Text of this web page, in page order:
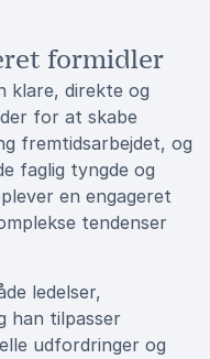
formidler
klare, direkte og
for at skabe
fremtidsarbejdet, og
faglig tyngde og
en engageret
tendenser
ledelser,
han tilpasser
udfordringer og